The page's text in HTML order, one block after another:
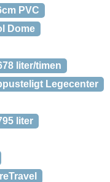
PVC
Dome
liter/timen
Legecenter
liter